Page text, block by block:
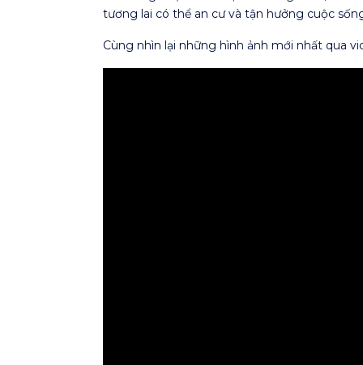
tương lai có thể an cư và tận hưởng cuộc
Cùng nhìn lại những hình ảnh mới nhất qua